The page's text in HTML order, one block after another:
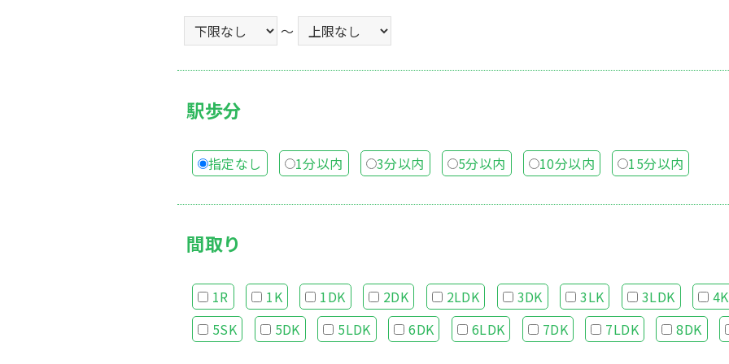
～
駅歩分
指定なし 1分以内 3分以内 5分以内 10分以内 15分以内
間取り
1R 1K 1DK 2DK 2LDK 3DK 3LK 3LDK 4K
5SK
5DK 5LDK 6DK 6LDK 7DK 7LDK 8DK